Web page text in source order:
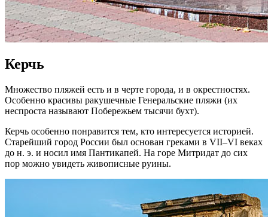
Керчь
Множество пляжей есть и в черте города, и в окрестностях.
Особенно красивы ракушечные Генеральские пляжи (их
неспроста называют Побережьем тысячи бухт).
Керчь особенно понравится тем, кто интересуется историей.
Старейший город России был основан греками в VII–VI веках
до н. э. и носил имя Пантикапей. На горе Митридат до сих
пор можно увидеть живописные руины.